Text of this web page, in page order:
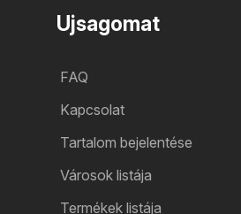
Ujsagomat
FAQ
Kapcsolat
Tartalom bejelentése
Városok listája
Termékek listája